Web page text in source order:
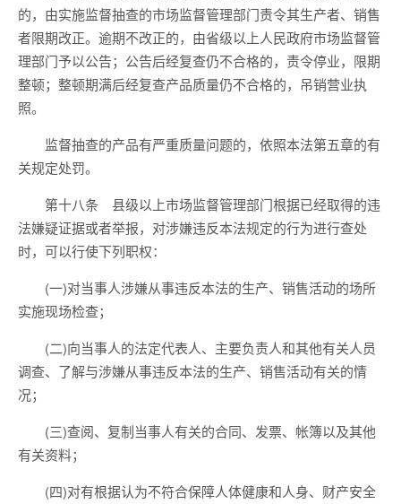
的，由实施监督抽查的市场监督管理部门责令其生产者、销售
者限期改正。逾期不改正的，由省级以上人民政府市场监督管
理部门予以公告；公告后经复查仍不合格的，责令停业，限期
整顿；整顿期满后经复查产品质量仍不合格的，吊销营业执
照。
监督抽查的产品有严重质量问题的，依照本法第五章的有
关规定处罚。
第十八条 县级以上市场监督管理部门根据已经取得的违
法嫌疑证据或者举报，对涉嫌违反本法规定的行为进行查处
时，可以行使下列职权：
(一)对当事人涉嫌从事违反本法的生产、销售活动的场所
实施现场检查；
(二)向当事人的法定代表人、主要负责人和其他有关人员
调查、了解与涉嫌从事违反本法的生产、销售活动有关的情
况；
(三)查阅、复制当事人有关的合同、发票、帐簿以及其他
有关资料；
(四)对有根据认为不符合保障人体健康和人身、财产安全